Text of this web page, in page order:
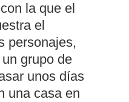
la que el
el
personajes,
grupo de
unos días
una casa en